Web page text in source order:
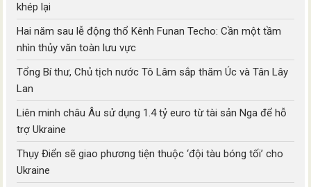
khép lại
Hai năm sau lễ động thổ Kênh Funan Techo: Cần một tầm
nhìn thủy văn toàn lưu vực
Tổng Bí thư, Chủ tịch nước Tô Lâm sắp thăm Úc và Tân Lây
Lan
Liên minh châu Âu sử dụng 1.4 tỷ euro từ tài sản Nga để hỗ
trợ Ukraine
Thụy Điển sẽ giao phương tiện thuộc ‘đội tàu bóng tối’ cho
Ukraine